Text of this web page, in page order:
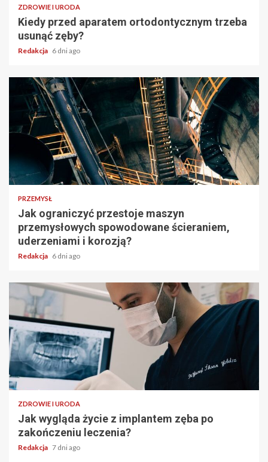
ZDROWIE I URODA
Kiedy przed aparatem ortodontycznym trzeba
usunąć zęby?
Redakcja 6 dni ago
PRZEMYSŁ
Jak ograniczyć przestoje maszyn
przemysłowych spowodowane ścieraniem,
uderzeniami i korozją?
Redakcja 6 dni ago
ZDROWIE I URODA
Jak wygląda życie z implantem zęba po
zakończeniu leczenia?
Redakcja 7 dni ago